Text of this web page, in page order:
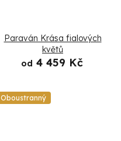
Paraván Krása fialových
květů
od 4 459 Kč
Oboustranný